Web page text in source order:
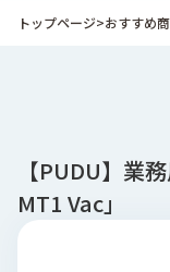
り
組
み
トップページ>おすすめ
【PUDU】業
MT1 Vac」